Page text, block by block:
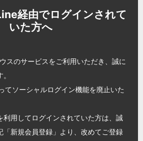
経由でログインされて
いた方へ
スのサービスをご利用いただき、誠に
てソーシャルログイン機能を廃止いた
利用してログインされていた方は、誠
「新規会員登録」より、改めてご登録